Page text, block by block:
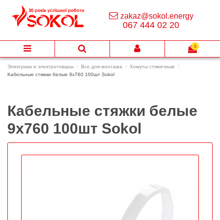
Электрика и электротовары Все для монтажа
Хомуты стяжечные
Кабельные стяжки белые 9х760 100шт Sokol
Кабельные стяжки белые
9х760 100шт Sokol
zakaz@sokol.energy
067 444 02 20
0